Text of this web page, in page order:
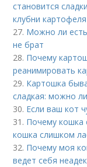
становится
клубни
27. Можно ли
не брат
28. Почему
реанимировать
29. Картошка
сладкая: можно
30. Если ваш кот
31. Почему кошка
кошка слишком
32. Почему моя
ведет себя